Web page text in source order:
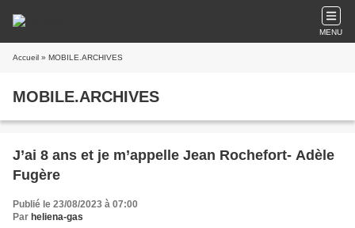
MENU
Accueil » MOBILE.ARCHIVES
MOBILE.ARCHIVES
J’ai 8 ans et je m’appelle Jean Rochefort- Adèle
Fugère
Publié le 23/08/2023 à 07:00
Par heliena-gas